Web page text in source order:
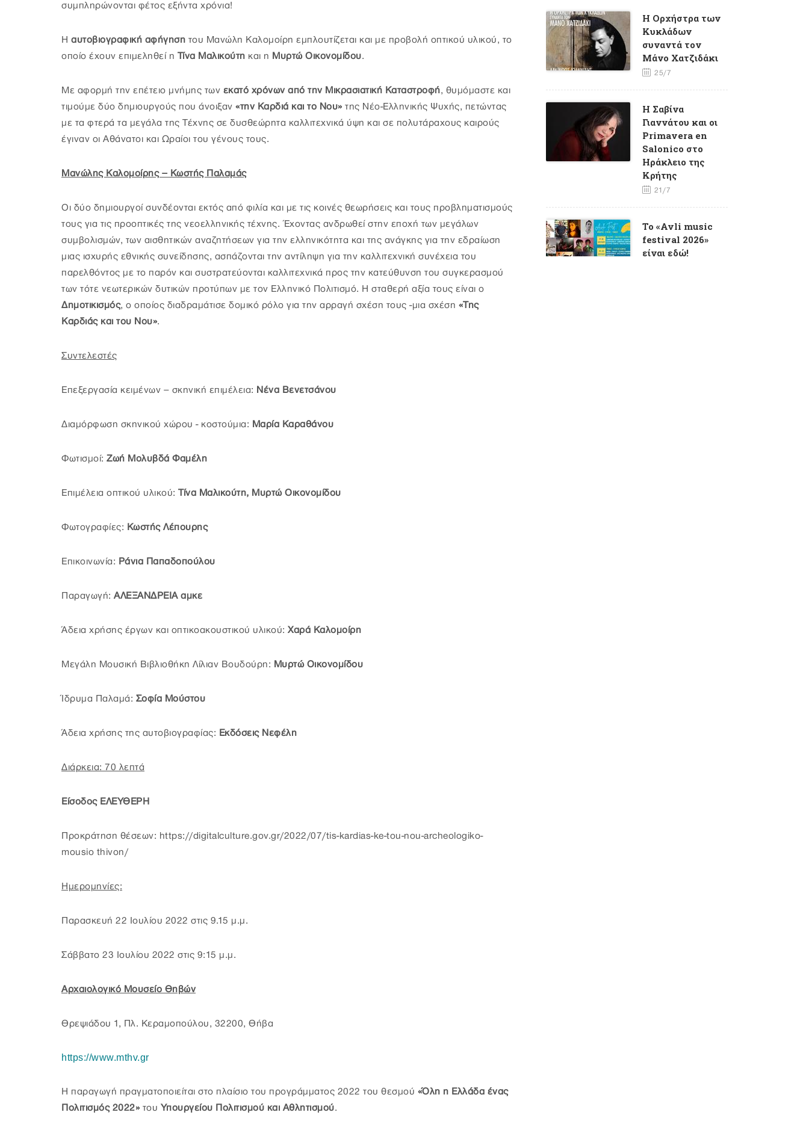
συμπληρώνονται φέτος εξήντα χρόνια!
Η αυτοβιογραφική αφήγηση του Μανώλη Καλομοίρη εμπλουτίζεται και με προβολή οπτικού υλικού, το
οποίο έχουν επιμεληθεί η Τίνα Μαλικούτη και η Μυρτώ Οικονομίδου.
Με αφορμή την επέτειο μνήμης των εκατό χρόνων από την Μικρασιατική Καταστροφή, θυμόμαστε και
τιμούμε δύο δημιουργούς που άνοιξαν «την Καρδιά και το Νου» της Νέο-Ελληνικής Ψυχής, πετώντας
με τα φτερά τα μεγάλα της Τέχνης σε δυσθεώρητα καλλιτεχνικά ύψη και σε πολυτάραχους καιρούς
έγιναν οι Αθάνατοι και Ωραίοι του γένους τους.
Μανώλης Καλομοίρης – Κωστής Παλαμάς
Οι δύο δημιουργοί συνδέονται εκτός από φιλία και με τις κοινές θεωρήσεις και τους προβληματισμούς
τους για τις προοπτικές της νεοελληνικής τέχνης. Έχοντας ανδρωθεί στην εποχή των μεγάλων
συμβολισμών, των αισθητικών αναζητήσεων για την ελληνικότητα και της ανάγκης για την εδραίωση
μιας ισχυρής εθνικής συνείδησης, ασπάζονται την αντίληψη για την καλλιτεχνική συνέχεια του
παρελθόντος με το παρόν και συστρατεύονται καλλιτεχνικά προς την κατεύθυνση του συγκερασμού
των τότε νεωτερικών δυτικών προτύπων με τον Ελληνικό Πολιτισμό. Η σταθερή αξία τους είναι ο
Δημοτικισμός, ο οποίος διαδραμάτισε δομικό ρόλο για την αρραγή σχέση τους -μια σχέση «Της
Καρδιάς και του Νου».
Συντελεστές
Επεξεργασία κειμένων – σκηνική επιμέλεια: Νένα Βενετσάνου
Διαμόρφωση σκηνικού χώρου - κοστούμια: Μαρία Καραθάνου
Φωτισμοί: Ζωή Μολυβδά Φαμέλη
Επιμέλεια οπτικού υλικού: Τίνα Μαλικούτη, Μυρτώ Οικονομίδου
Φωτογραφίες: Κωστής Λέπουρης
Επικοινωνία: Ράνια Παπαδοπούλου
Παραγωγή: ΑΛΕΞΑΝΔΡΕΙΑ αμκε
Άδεια χρήσης έργων και οπτικοακουστικού υλικού: Χαρά Καλομοίρη
Μεγάλη Μουσική Βιβλιοθήκη Λίλιαν Βουδούρη: Μυρτώ Οικονομίδου
Ίδρυμα Παλαμά: Σοφία Μούστου
Άδεια χρήσης της αυτοβιογραφίας: Εκδόσεις Νεφέλη
Διάρκεια: 70 λεπτά
Είσοδος ΕΛΕΥΘΕΡΗ
Προκράτηση θέσεων: https://digitalculture.gov.gr/2022/07/tis-kardias-ke-tou-nou-archeologiko-
mousio thivon/
Ημερομηνίες:
Παρασκευή 22 Ιουλίου 2022 στις 9.15 μ.μ.
Σάββατο 23 Ιουλίου 2022 στις 9:15 μ.μ.
Αρχαιολογικό Μουσείο Θηβών
Θρεψιάδου 1, Πλ. Κεραμοπούλου, 32200, Θήβα
https://www.mthv.gr
Η παραγωγή πραγματοποιείται στο πλαίσιο του προγράμματος 2022 του θεσμού «Όλη η Ελλάδα ένας
Πολιτισμός 2022» του Υπουργείου Πολιτισμού και Αθλητισμού.
H Oρχήστρα των
Κυκλάδων
συναντά τον
Μάνο Χατζιδάκι
25/7
Η Σαβίνα
Γιαννάτου και οι
Primavera en
Salonico στο
Ηράκλειο της
Κρήτης
21/7
To «Avli music
festival 2026»
είναι εδώ!